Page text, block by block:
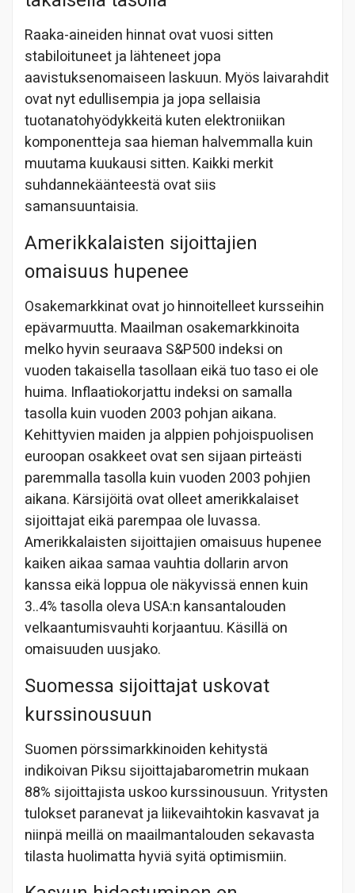
Raaka-aineiden hinnat ovat vuosi sitten
stabiloituneet ja lähteneet jopa
aavistuksenomaiseen laskuun. Myös laivarahdit
ovat nyt edullisempia ja jopa sellaisia
tuotanatohyödykkeitä kuten elektroniikan
komponentteja saa hieman halvemmalla kuin
muutama kuukausi sitten. Kaikki merkit
suhdannekäänteestä ovat siis
samansuuntaisia.
Amerikkalaisten sijoittajien
omaisuus hupenee
Osakemarkkinat ovat jo hinnoitelleet kursseihin
epävarmuutta. Maailman osakemarkkinoita
melko hyvin seuraava S&P500 indeksi on
vuoden takaisella tasollaan eikä tuo taso ei ole
huima. Inflaatiokorjattu indeksi on samalla
tasolla kuin vuoden 2003 pohjan aikana.
Kehittyvien maiden ja alppien pohjoispuolisen
euroopan osakkeet ovat sen sijaan pirteästi
paremmalla tasolla kuin vuoden 2003 pohjien
aikana. Kärsijöitä ovat olleet amerikkalaiset
sijoittajat eikä parempaa ole luvassa.
Amerikkalaisten sijoittajien omaisuus hupenee
kaiken aikaa samaa vauhtia dollarin arvon
kanssa eikä loppua ole näkyvissä ennen kuin
3..4% tasolla oleva USA:n kansantalouden
velkaantumisvauhti korjaantuu. Käsillä on
omaisuuden uusjako.
Suomessa sijoittajat uskovat
kurssinousuun
Suomen pörssimarkkinoiden kehitystä
indikoivan Piksu sijoittajabarometrin mukaan
88% sijoittajista uskoo kurssinousuun. Yritysten
tulokset paranevat ja liikevaihtokin kasvavat ja
niinpä meillä on maailmantalouden sekavasta
tilasta huolimatta hyviä syitä optimismiin.